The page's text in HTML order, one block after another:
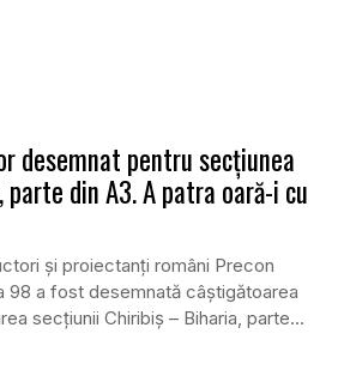
desemnat pentru secțiunea
din A3. A patra oară-i cu
și proiectanți români Precon
98 a fost desemnată câștigătoarea
secțiunii Chiribiș – Biharia, parte...